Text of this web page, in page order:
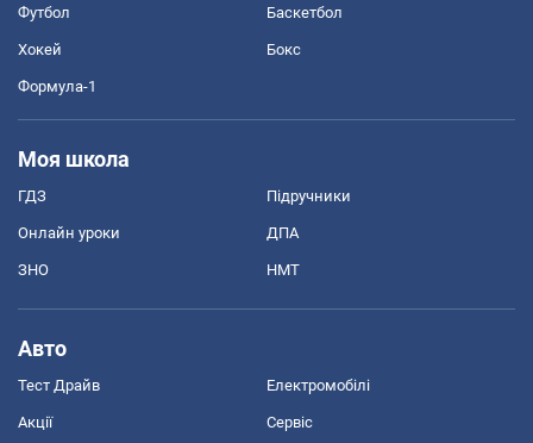
Футбол Баскетбол
Хокей Бокс
Формула-1
Моя школа
ГДЗ Підручники
Онлайн уроки ДПА
ЗНО НМТ
Авто
Тест Драйв Електромобілі
Акції Сервіс